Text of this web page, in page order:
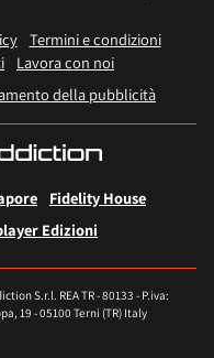
Termini e condizioni
Lavora con noi
della pubblicità
Fidelity House
Edizioni
S.r.l. REA TR - 80133 - P.iva:
19 - 05100 Terni (TR) Italy